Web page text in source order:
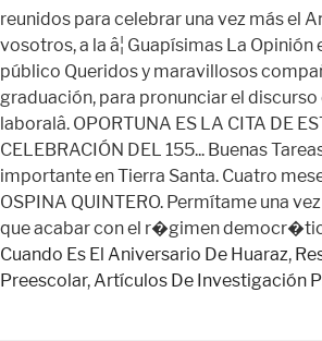
Cuando Es El Aniversario De Huaraz,
Preescolar,Artículos De Investigación